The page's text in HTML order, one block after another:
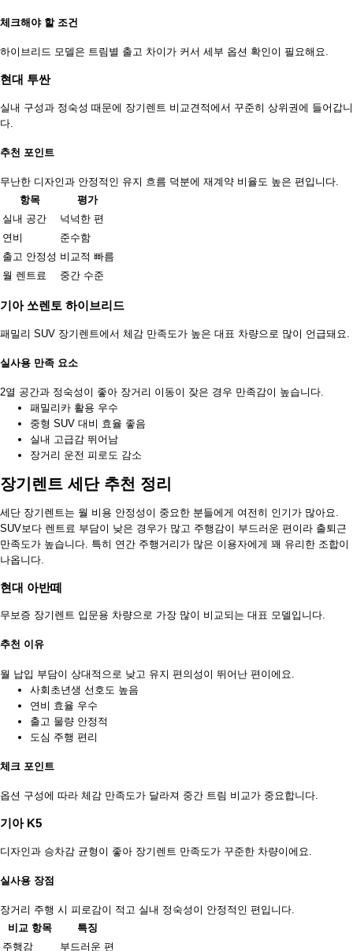
체크해야 할 조건
하이브리드 모델은 트림별 출고 차이가 커서 세부 옵션 확인이 필요해요.
현대 투싼
실내 구성과 정숙성 때문에 장기렌트 비교견적에서 꾸준히 상위권에 들어갑니
다.
추천 포인트
무난한 디자인과 안정적인 유지 흐름 덕분에 재계약 비율도 높은 편입니다.
항목
평가
실내 공간
넉넉한 편
연비
준수함
출고 안정성 비교적 빠름
월 렌트료
중간 수준
기아 쏘렌토 하이브리드
패밀리 SUV 장기렌트에서 체감 만족도가 높은 대표 차량으로 많이 언급돼요.
실사용 만족 요소
2열 공간과 정숙성이 좋아 장거리 이동이 잦은 경우 만족감이 높습니다.
패밀리카 활용 우수
중형 SUV 대비 효율 좋음
실내 고급감 뛰어남
장거리 운전 피로도 감소
장기렌트 세단 추천 정리
세단 장기렌트는 월 비용 안정성이 중요한 분들에게 여전히 인기가 많아요.
SUV보다 렌트료 부담이 낮은 경우가 많고 주행감이 부드러운 편이라 출퇴근
만족도가 높습니다. 특히 연간 주행거리가 많은 이용자에게 꽤 유리한 조합이
나옵니다.
현대 아반떼
무보증 장기렌트 입문용 차량으로 가장 많이 비교되는 대표 모델입니다.
추천 이유
월 납입 부담이 상대적으로 낮고 유지 편의성이 뛰어난 편이에요.
사회초년생 선호도 높음
연비 효율 우수
출고 물량 안정적
도심 주행 편리
체크 포인트
옵션 구성에 따라 체감 만족도가 달라져 중간 트림 비교가 중요합니다.
기아 K5
디자인과 승차감 균형이 좋아 장기렌트 만족도가 꾸준한 차량이에요.
실사용 장점
장거리 주행 시 피로감이 적고 실내 정숙성이 안정적인 편입니다.
비교 항목
특징
주행감
부드러운 편